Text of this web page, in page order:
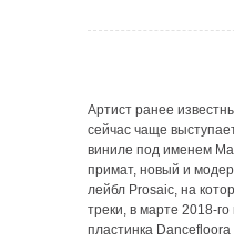
Артист ранее
сейчас чаще
виниле под именем
примат, новый и
лейбл Prosaic, на
треки, в марте 2018-
пластинка